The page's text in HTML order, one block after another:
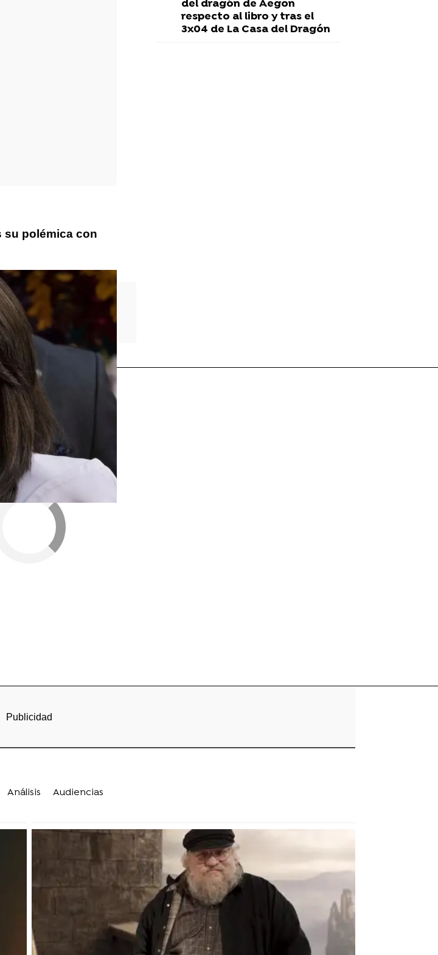
su polémica con
del dragón de Aegon
respecto al libro y tras el
3x04 de La Casa del Dragón
Análisis Audiencias